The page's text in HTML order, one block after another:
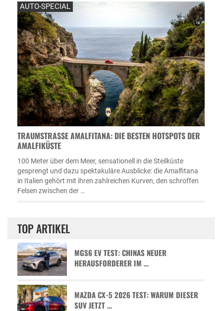
AUTO-SPECIAL
TRAUMSTRASSE AMALFITANA: DIE BESTEN HOTSPOTS DER A
MALFIKÜSTE
100 Meter über dem Meer, sensationell in die Steilküste
gesprengt und dazu spektakuläre Ausblicke: die Amalfitana
in Italien gehört mit ihren zahlreichen Kurven, den schroffen
Felsen zwischen der …
TOP ARTIKEL
MGS6 EV TEST: CHINAS NEUER
HERAUSFORDERER IM …
MAZDA CX-5 2026 TEST: WARUM DIESER
SUV JETZT …